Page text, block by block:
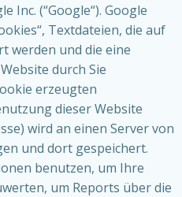
Inc. (“Google“). Google
Textdateien, die auf
werden und die eine
durch Sie
erzeugten
dieser Website
wird an einen Server von
und dort gespeichert.
benutzen, um Ihre
um Reports über die